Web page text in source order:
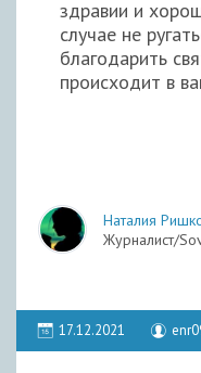
здравии и
случае не
благодарить
происходит в
Наталия
Журналист/
17.12.2021